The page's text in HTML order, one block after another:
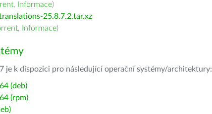
, Informace)
25.8.7.2.tar.xz
, Informace)
je k dispozici pro následující operační systémy/architektury:
(deb)
(rpm)